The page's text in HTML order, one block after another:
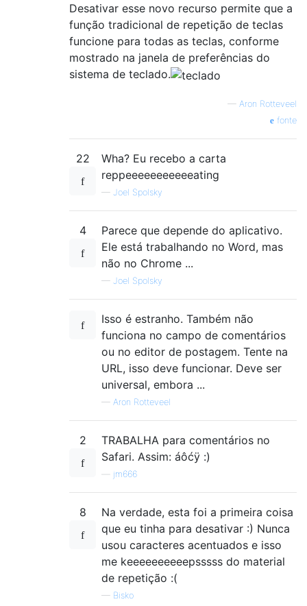
Desativar esse novo recurso permite que a
função tradicional de repetição de teclas
funcione para todas as teclas, conforme
mostrado na janela de preferências do
sistema de teclado.
— Aron Rotteveel
fonte
22
Wha? Eu recebo a carta
reppeeeeeeeeeeeating
— Joel Spolsky
4
Parece que depende do aplicativo.
Ele está trabalhando no Word, mas
não no Chrome ...
— Joel Spolsky
Isso é estranho. Também não
funciona no campo de comentários
ou no editor de postagem. Tente na
URL, isso deve funcionar. Deve ser
universal, embora ...
— Aron Rotteveel
2
TRABALHA para comentários no
Safari. Assim: áôćÿ :)
jm666
8
Na verdade, esta foi a primeira coisa
que eu tinha para desativar :) Nunca
usou caracteres acentuados e isso
me keeeeeeeeeepsssss do material
de repetição :(
— Bisko